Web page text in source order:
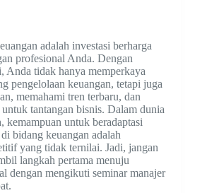
adalah investasi berharga
profesional Anda. Dengan
Anda tidak hanya memperkaya
pengelolaan keuangan, tetapi juga
memahami tren terbaru, dan
tantangan bisnis. Dalam dunia
kemampuan untuk beradaptasi
bidang keuangan adalah
yang tidak ternilai. Jadi, jangan
langkah pertama menuju
dengan mengikuti seminar manajer